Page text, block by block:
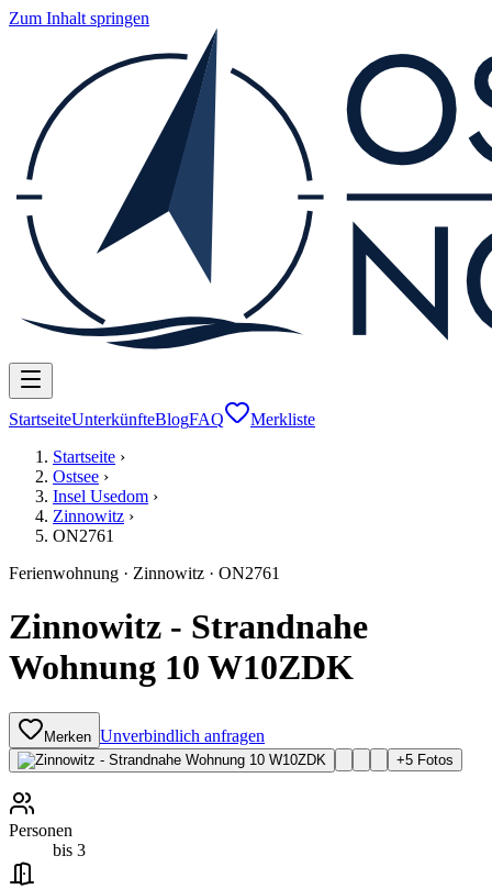
Zum Inhalt springen
StartseiteUnterkünfteBlogFAQ
Merkliste
Startseite ›
Ostsee ›
Insel Usedom ›
Zinnowitz ›
ON2761
Ferienwohnung · Zinnowitz · ON2761
Zinnowitz - Strandnahe
Wohnung 10 W10ZDK
Merken Unverbindlich anfragen
+5 Fotos
Personen
bis 3